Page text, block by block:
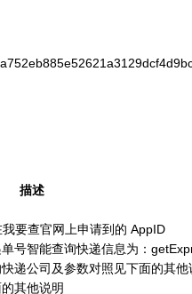
描述
要查官网上申请到的 AppID
号智能查询快递信息为：
递公司及参数对照见下面的其他
其他说明